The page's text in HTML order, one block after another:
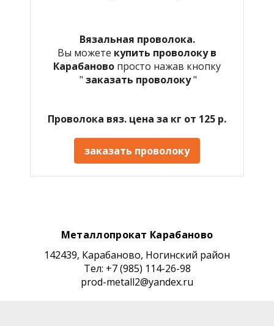
Вязальная проволока.
Вы можете купить проволоку в
Карабаново просто нажав кнопку
" заказать проволоку"
Проволока вяз. цена за кг от 125 р.
заказать проволоку
Металлопрокат Карабаново
142439, Карабаново, Ногинский район
Тел: +7 (985) 114-26-98
prod-metall2@yandex.ru